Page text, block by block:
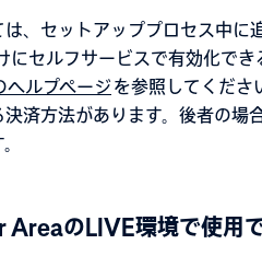
、セットアッププロセス中に
にセルフサービスで有効化で
ヘルプページ を参照してくださ
決済方法があります。後者の場
のLIVE環境で使用